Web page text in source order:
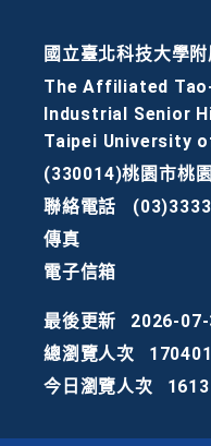
國立臺北科技大學
The Affiliated
Industrial Senior
Taipei University
(330014)桃園市桃
聯絡電話
傳真
電子信箱
最後更新
2026-07-
總瀏覽人次
今日瀏覽人次
1613